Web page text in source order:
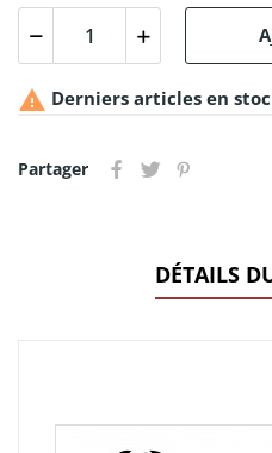
 Derniers articles en
Partager
DÉTAILS